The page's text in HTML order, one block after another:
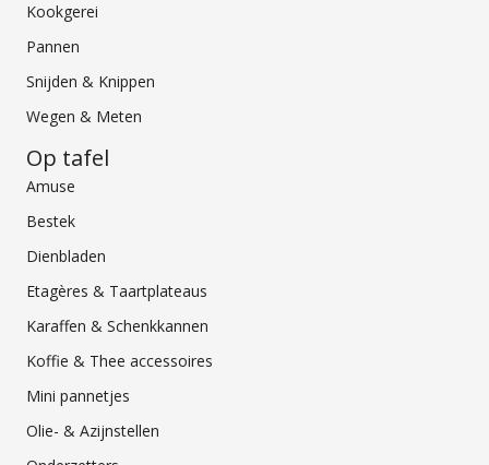
Kookgerei
Pannen
Snijden & Knippen
Wegen & Meten
Op tafel
Amuse
Bestek
Dienbladen
Etagères & Taartplateaus
Karaffen & Schenkkannen
Koffie & Thee accessoires
Mini pannetjes
Olie- & Azijnstellen